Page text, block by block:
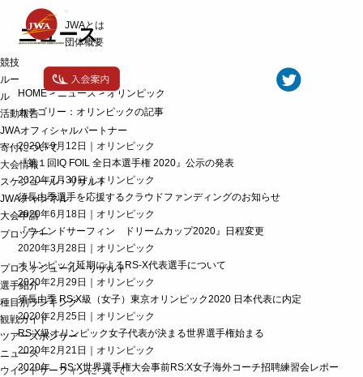
o
g
l
n
v
i
g
a
t
i
o
n
JWAとは
団体概要
競技
ルー
ル
活動報告
JWAオフィシャルパートナー
寄付について
大会情報
スケジュール・リザルト
JWAチャンネル
大会申請
プロツアー
プロスケジュール・リザルト
選手紹介
種目別ランキング
観戦ガイド
ツアースポンサー
ニュース
ウインドサーフィンについて
ニュース
HOME>ニュース>オリンピック
カテゴリー：オリンピックの記事
2020年9月12日｜オリンピック
『第１回IQ FOIL 全日本選手権 2020』公示の発表
2020年7月30日｜オリンピック
須長由季選手を応援するクラウドファンディングのお知らせ
2020年6月18日｜オリンピック
『ウインドサーフィン ドリームカップ2020』日程変更
2020年3月28日｜オリンピック
オリンピック延期によるRS-X代表選手について
2020年2月29日｜オリンピック
須長由季 RS:X級（女子）東京オリンピック2020 日本代表に内定
2020年2月25日｜オリンピック
RS:X級オリンピック女子代表が決まる世界選手権始まる
2020年2月21日｜オリンピック
2020年 RS:X世界選手権大会事前RS:X女子海外コーチ招聘練習会レポー